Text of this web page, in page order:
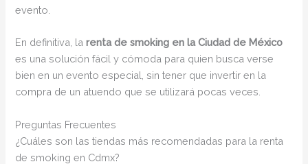
evento.
En definitiva, larenta de smoking en la Ciudad de México
es una solución fácil y cómoda para quien busca verse
bien en un evento especial, sin tener que invertir en la
compra de un atuendo que se utilizará pocas veces.
Preguntas Frecuentes
¿Cuáles son las tiendas más recomendadas para la renta
de smoking en Cdmx?